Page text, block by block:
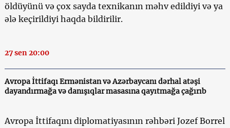
öldüyünü və çox sayda texnikanın məhv edildiyi və ya
ələ keçirildiyi haqda bildirilir.
27 sen 20:00
Avropa İttifaqı Ermənistan və Azərbaycanı dərhal atəşi
dayandırmağa və danışıqlar masasına qayıtmağa çağırıb
Avropa İttifaqını diplomatiyasının rəhbəri Jozef Borrel